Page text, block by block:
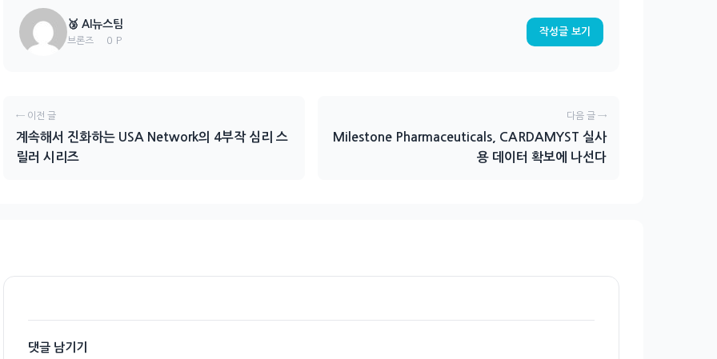
🥉 AI뉴스팀
브론즈 0 P
작성글 보기
← 이전 글
계속해서 진화하는 USA Network의 4부작 심리 스
릴러 시리즈
다음 글 →
Milestone Pharmaceuticals, CARDAMYST 실사
용 데이터 확보에 나선다
댓글 남기기